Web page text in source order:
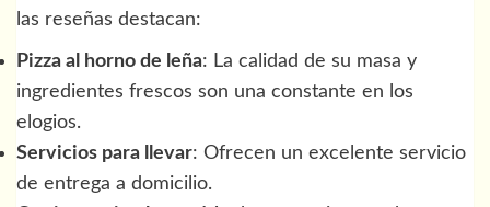
las reseñas destacan:
Pizza al horno de leña: La calidad de su masa y
ingredientes frescos son una constante en los
elogios.
Servicios para llevar: Ofrecen un excelente servicio
de entrega a domicilio.